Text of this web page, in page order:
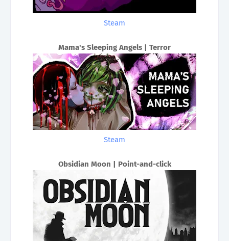
Steam
Mama's Sleeping Angels | Terror
Steam
Obsidian Moon | Point-and-click